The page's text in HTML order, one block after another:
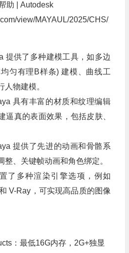
助 | Autodesk
view/MAYAUL/2025/CHS/
供了多种建模工具，如多边
匀有理B样条) 建模、曲线工
物建模。
具有丰富的材质和纹理编辑
逼真的表面效果，包括皮肤、
提供了先进的动画和骨骼系
、关键帧动画和角色绑定。
了多种渲染引擎选项，例如
V-Ray，可实现高品质的图像
：最低16G内存，2G+独显